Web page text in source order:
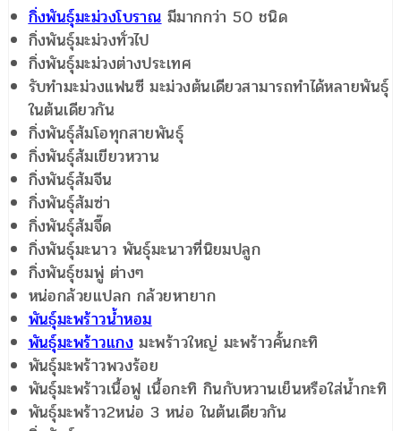
กิ่งพันธุ์มะม่วงโบราณมีมากกว่า 50 ชนิด
กิ่งพันธุ์มะม่วงทั่วไป
กิ่งพันธุ์มะม่วงต่างประเทศ
รับทำมะม่วงแฟนซี มะม่วงต้นเดียวสามารถทำได้หลายพันธุ์
ในต้นเดียวกัน
กิ่งพันธุ์ส้มโอทุกสายพันธุ์
กิ่งพันธุ์ส้มเขียวหวาน
กิ่งพันธุ์ส้มจีน
กิ่งพันธุ์ส้มซ่า
กิ่งพันธุ์ส้มจี๊ด
กิ่งพันธุ์มะนาว พันธุ์มะนาวที่นิยมปลูก
กิ่งพันธุ์ชมพู่ ต่างๆ
หน่อกล้วยแปลก กล้วยหายาก
พันธุ์มะพร้าวน้ำหอม
พันธุ์มะพร้าวแกง มะพร้าวใหญ่ มะพร้าวคั้นกะทิ
พันธุ์มะพร้าวพวงร้อย
พันธุ์มะพร้าวเนื้อฟู เนื้อกะทิ กินกับหวานเย็นหรือใส่น้ำกะทิ
พันธุ์มะพร้าว2หน่อ 3 หน่อ ในต้นเดียวกัน